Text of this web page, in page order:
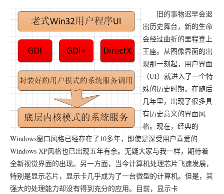
旧的事物迟早会退
出历史舞台，新的生命
会经过曲折的里程登上
王座。从图像界面的出
现那一刻起，用户界面
（UI）就进入了一个特
殊的历史时期。在随后
几年里，出现了很多具
有历史意义的界面风
格。现在，经典的
Windows窗口风格已经存在了10多年，即使是深受用户喜爱的
Windows XP风格也已出现五年有余。无疑大家与我一样，期待着
全新视觉界面的出现。另一方面，当今计算机处理芯片飞速发展，
特别是显示芯片，显示卡几乎成为了一台微型的计算机。但是，其
强大的处理能力却没有得到充分的应用。目前，显示卡